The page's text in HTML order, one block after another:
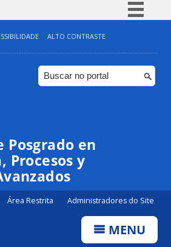
Simplifique!
Comunica BR
Participe
ALTO CONTRASTE
Posgrado en
Procesos y
Área Restrita Administradores do Site
MENU